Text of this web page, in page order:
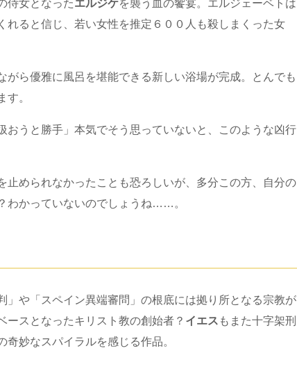
侍女となったエルジケを襲う血の饗宴。エルジェーベトは
れると信じ、若い女性を推定６００人も殺しまくった女
がら優雅に風呂を堪能できる新しい浴場が完成。とんでも
す。
おうと勝手」本気でそう思っていないと、このような凶行
止められなかったことも恐ろしいが、多分この方、自分の
わかっていないのでしょうね……。
」や「スペイン異端審問」の根底には拠り所となる宗教が
ースとなったキリスト教の創始者？ イエス もまた十字架刑
奇妙なスパイラルを感じる作品。